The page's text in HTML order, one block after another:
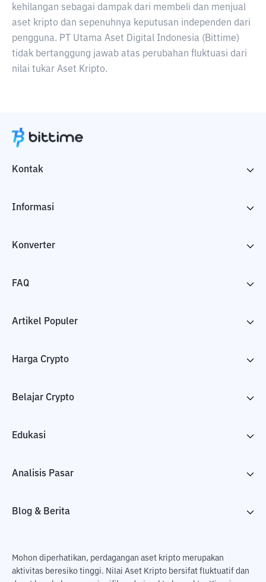
kehilangan sebagai dampak dari membeli dan menjual
aset kripto dan sepenuhnya keputusan independen dari
pengguna. PT Utama Aset Digital Indonesia (Bittime)
tidak bertanggung jawab atas perubahan fluktuasi dari
nilai tukar Aset Kripto.
Kontak
Informasi
Konverter
FAQ
Artikel Populer
Harga Crypto
Belajar Crypto
Edukasi
Analisis Pasar
Blog & Berita
Mohon diperhatikan, perdagangan aset kripto merupakan
aktivitas beresiko tinggi. Nilai Aset Kripto bersifat fluktuatif dan